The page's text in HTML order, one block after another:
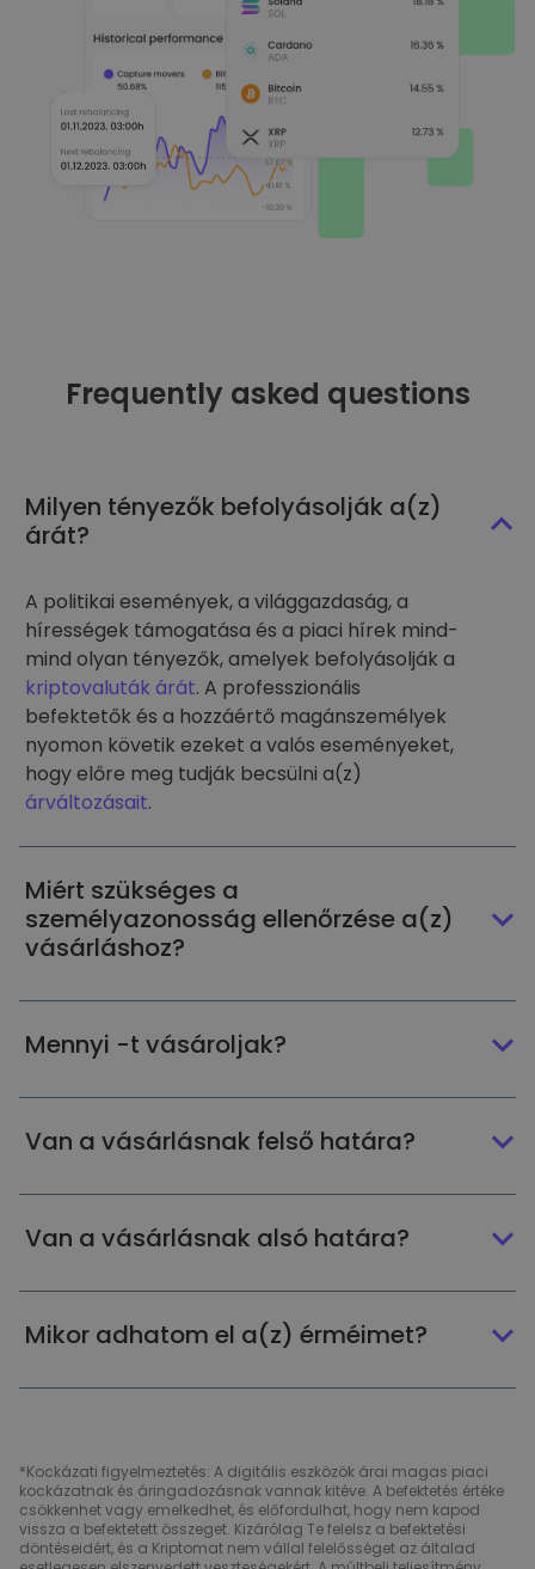
Frequently asked questions
Milyen tényezők befolyásolják a(z)
árát?
A politikai események, a világgazdaság, a
hírességek támogatása és a piaci hírek mind-
mind olyan tényezők, amelyek befolyásolják a
kriptovaluták árát. A professzionális
befektetők és a hozzáértő magánszemélyek
nyomon követik ezeket a valós eseményeket,
hogy előre meg tudják becsülni a(z)
árváltozásait.
Miért szükséges a
személyazonosság ellenőrzése a(z)
vásárláshoz?
Mennyi -t vásároljak?
Van a vásárlásnak felső határa?
Van a vásárlásnak alsó határa?
Mikor adhatom el a(z) érméimet?
*Kockázati figyelmeztetés: A digitális eszközök árai magas piaci
kockázatnak és áringadozásnak vannak kitéve. A befektetés értéke
csökkenhet vagy emelkedhet, és előfordulhat, hogy nem kapod
vissza a befektetett összeget. Kizárólag Te felelsz a befektetési
döntéseidért, és a Kriptomat nem vállal felelősséget az általad